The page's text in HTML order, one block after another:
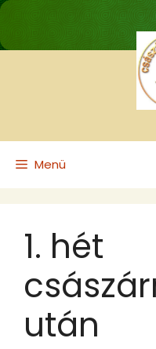
Kilépés
tartalomba
Menü
1. hét
után